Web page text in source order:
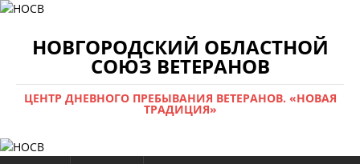
НОВГОРОДСКИЙ ОБЛАСТНОЙ
СОЮЗ ВЕТЕРАНОВ
ЦЕНТР ДНЕВНОГО ПРЕБЫВАНИЯ ВЕТЕРАНОВ. «НОВАЯ
ТРАДИЦИЯ»